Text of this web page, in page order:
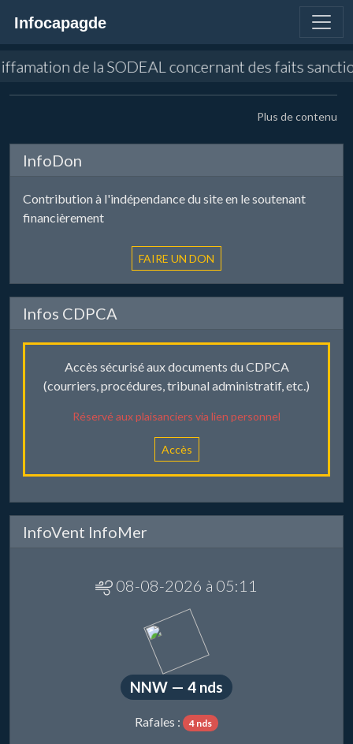
Infocapagde
de la SODEAL concernant des faits
Plus de contenu
InfoDon
Contribution à l'indépendance du site en le soutenant
financièrement
Infos CDPCA
Accès sécurisé aux documents du CDPCA
(courriers, procédures, tribunal administratif, etc.)
Réservé aux plaisanciers via lien personnel
Accès
InfoVent InfoMer
08-08-2026 à 05:11
NNW — 4 nds
Rafales : 4 nds